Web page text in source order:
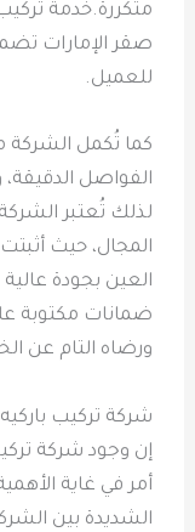
متكررة.خدمة
صقر الإمارات
للعميل.
كما تُكمل الشركة
الفواصل الدقيقة،
لذلك تُعتبر
المجال، حيث
العين بجودة
ضمانات مكتوبة
ورضاه التام عن
شركة تركيب
إن وجود شركة
أمر في غاية
الشديدة بين